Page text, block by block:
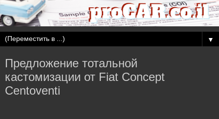
▼
Предложение тотальной
кастомизации от Fiat Concept
Centoventi